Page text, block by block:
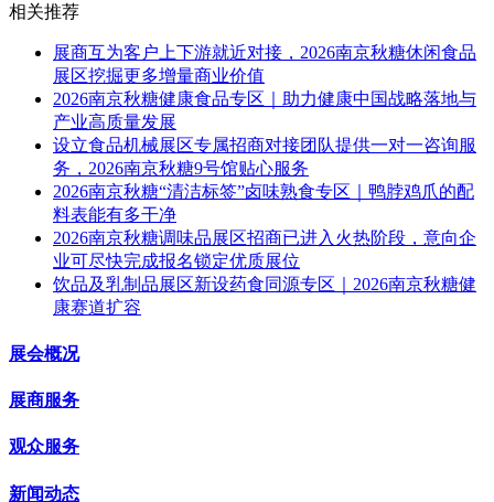
相关推荐
展商互为客户上下游就近对接，2026南京秋糖休闲食品
展区挖掘更多增量商业价值
2026南京秋糖健康食品专区｜助力健康中国战略落地与
产业高质量发展
设立食品机械展区专属招商对接团队提供一对一咨询服
务，2026南京秋糖9号馆贴心服务
2026南京秋糖“清洁标签”卤味熟食专区｜鸭脖鸡爪的配
料表能有多干净
2026南京秋糖调味品展区招商已进入火热阶段，意向企
业可尽快完成报名锁定优质展位
饮品及乳制品展区新设药食同源专区｜2026南京秋糖健
康赛道扩容
展会概况
展商服务
观众服务
新闻动态